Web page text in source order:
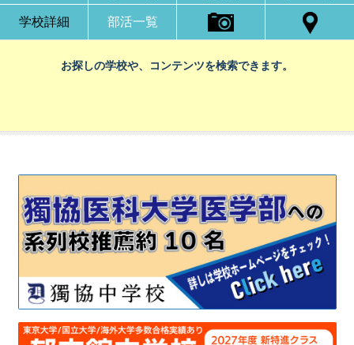
学校詳細 部活一覧
お探しの学校や、コンテンツを検索できます。